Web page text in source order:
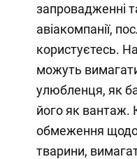
запровадженні
авіакомпанії,
користуєтесь.
можуть
улюбленця, як
його як вантаж.
обмеження щодо
тварини,